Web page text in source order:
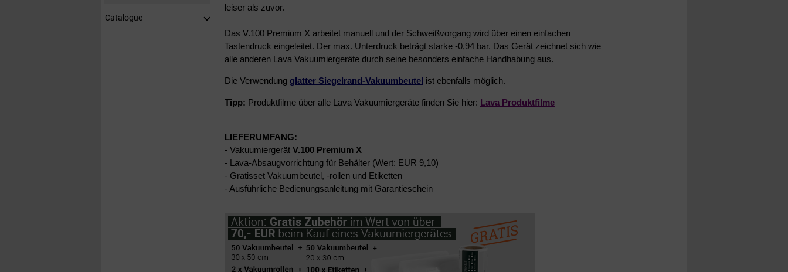
Catalogue
leiser als zuvor.
Das V.100 Premium X arbeitet manuell und der Schweißvorgang wird über einen einfachen
Tastendruck eingeleitet. Der max. Unterdruck beträgt starke -0,94 bar. Das Gerät zeichnet sich wie
alle anderen Lava Vakuumiergeräte durch seine besonders einfache Handhabung aus.
Die Verwendung glatter Siegelrand-Vakuumbeutel ist ebenfalls möglich.
Tipp: Produktfilme über alle Lava Vakuumiergeräte finden Sie hier: Lava Produktfilme
LIEFERUMFANG:
- Vakuumiergerät V.100 Premium X
- Lava-Absaugvorrichtung für Behälter (Wert: EUR 9,10)
- Gratisset Vakuumbeutel, -rollen und Etiketten
- Ausführliche Bedienungsanleitung mit Garantieschein